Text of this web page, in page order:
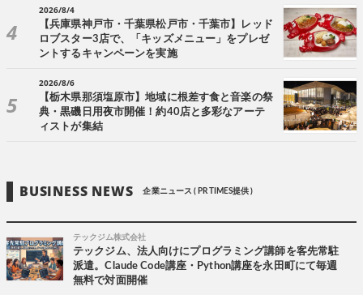
2026/8/4
【兵庫県神戸市・千葉県松戸市・千葉市】レッド
ロブスター3店で、「キッズメニュー」をプレゼ
ントするキャンペーンを実施
2026/8/6
【栃木県那須塩原市】地域に根差す食と音楽の祭
典・黒磯日用夜市開催！約40店と多彩なアーテ
ィストが集結
BUSINESS NEWS 企業ニュース ( PR TIMES提供 )
テックジム株式会社
テックジム、法人向けにプログラミング講師を客先常駐
派遣。Claude Code講座・Python講座を永田町にて毎週
無料で対面開催